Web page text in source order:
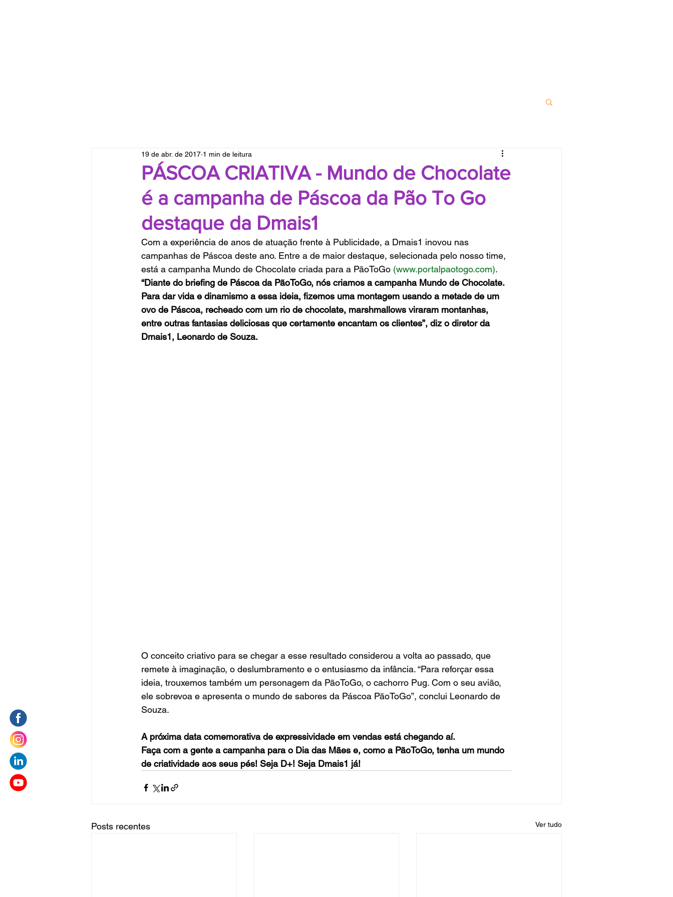
PÁSCOA CRIATIVA - Mundo de Chocolate
é a campanha de Páscoa da Pão To Go
destaque da Dmais1
19 de abr. de 2017 1 min de leitura
Com a experiência de anos de atuação frente à Publicidade, a Dmais1 inovou nas
campanhas de Páscoa deste ano. Entre a de maior destaque, selecionada pelo nosso time,
está a campanha Mundo de Chocolate criada para a PãoToGo (www.portalpaotogo.com).
“Diante do briefing de Páscoa da PãoToGo, nós criamos a campanha Mundo de Chocolate.
Para dar vida e dinamismo a essa ideia, fizemos uma montagem usando a metade de um
ovo de Páscoa, recheado com um rio de chocolate, marshmallows viraram montanhas,
entre outras fantasias deliciosas que certamente encantam os clientes”, diz o diretor da
Dmais1, Leonardo de Souza.
O conceito criativo para se chegar a esse resultado considerou a volta ao passado, que
remete à imaginação, o deslumbramento e o entusiasmo da infância. “Para reforçar essa
ideia, trouxemos também um personagem da PãoToGo, o cachorro Pug. Com o seu avião,
ele sobrevoa e apresenta o mundo de sabores da Páscoa PãoToGo”, conclui Leonardo de
Souza.
A próxima data comemorativa de expressividade em vendas está chegando aí.
Faça com a gente a campanha para o Dia das Mães e, como a PãoToGo, tenha um mundo
de criatividade aos seus pés! Seja D+! Seja Dmais1 já!
Posts recentes Ver tudo